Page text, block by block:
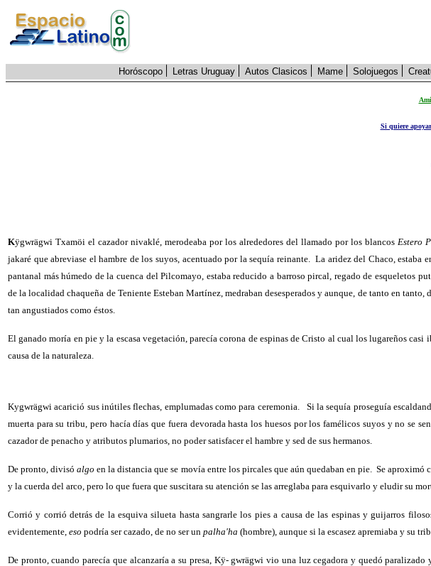
Horóscopo Letras Uruguay Autos Clasicos Mame Solojuegos
Si quiere
Kÿgwrägwi Txamöi el cazador nivaklé, merodeaba por los alrededores del llamado por los blancos Estero
jakaré que abreviase el hambre de los suyos, acentuado por la sequía reinante. La aridez del Chaco, estaba
pantanal más húmedo de la cuenca del Pilcomayo, estaba reducido a barroso pircal, regado de esqueletos
de la localidad chaqueña de Teniente Esteban Martínez, medraban desesperados y aunque, de tanto en tanto,
tan angustiados como éstos.
El ganado moría en pie y la escasa vegetación, parecía corona de espinas de Cristo al cual los lugareños
causa de la naturaleza.
Kygwrägwi acarició sus inútiles flechas, emplumadas como para ceremonia. Si la sequía proseguía
muerta para su tribu, pero hacía días que fuera devorada hasta los huesos por los famélicos suyos y no se
cazador de penacho y atributos plumarios, no poder satisfacer el hambre y sed de sus hermanos.
De pronto, divisóalgo en la distancia que se movía entre los pircales que aún quedaban en pie. Se aproximó
y la cuerda del arco, pero lo que fuera que suscitara su atención se las arreglaba para esquivarlo y eludir su
Corrió y corrió detrás de la esquiva silueta hasta sangrarle los pies a causa de las espinas y guijarros
evidentemente, eso podría ser cazado, de no ser un palha'ha (hombre), aunque si la escasez apremiaba y su
De pronto, cuando parecía que alcanzaría a su presa, Kÿ- gwrägwi vio una luz cegadora y quedó paralizado